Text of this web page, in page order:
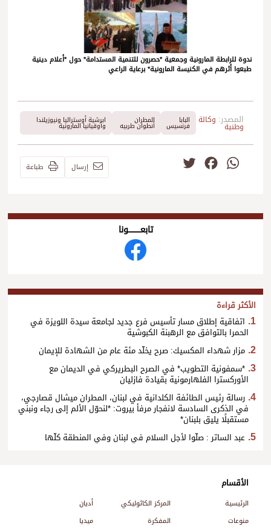
ندوة للرابطة المارونية وجمعية *حصرون للتنمية المستدامة* حول *أعلام دينية
طبعوا أثرهم في الكنيسة المارونية* برعاية الراعي
المصدر: وكالة
وطنية
البابا
فرنسيس
المطران
أنطوان طربيه
ابرشية أوستراليا ونيوزيلندا
وأوقيانيا المارونية
WhatsApp
Facebook إرسال طباعة
تابعــــــــــونا
الأكثر قراءة
اتفاقية إطلاق مسار تأسيس فرع جديد لجامعة سيدة اللويزة في
الحمرا بالتوافق مع الرهبنة الكبوشية
مزار شهداء المكسيك: صرح يخلّد مئة عام من الشهادة للإيمان
*سمفونية التطويب* في الصرح البطريركي في الديمان مع
الأوركسترا الفلهارمونية بقيادة فازليان
رسالة رئيس الطائفة الكلدانية في لبنان، المطران ميشال قصارجي،
في الذكرى السادسة لانفجار مرفأ بيروت: *لنحوّل الألم إلى رجاء ونبني
مستقبلًا يليق بلبنان*
عبد الساتر : صلّوا لأجل السلام في لبنان وفي المنطقة كلّها
الأقسام
الرئيسية المركز الكاثوليكي
أديان
منوعات
المفكرة ميديا